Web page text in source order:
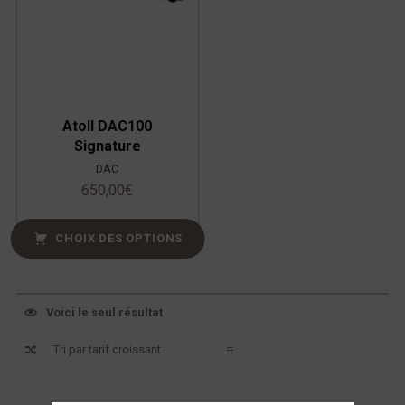
Atoll DAC100
Signature
DAC
650,00€
CHOIX DES OPTIONS
Voici le seul résultat